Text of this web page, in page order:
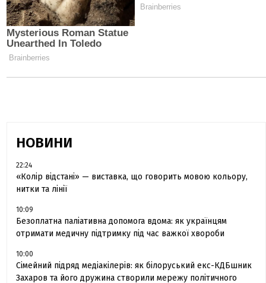
НОВИНИ
22:24
«Колір відстані» — виставка, що говорить мовою кольору,
нитки та лінії
10:09
Безоплатна паліативна допомога вдома: як українцям
отримати медичну підтримку під час важкої хвороби
10:00
Сімейний підряд медіакілерів: як білоруський екс-КДБшник
Захаров та його дружина створили мережу політичного